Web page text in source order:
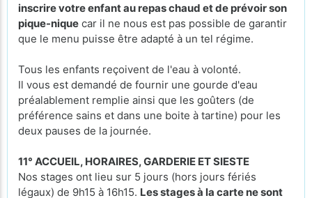
inscrire votre enfant au repas chaud et de prévoir son
pique-nique car il ne nous est pas possible de garantir
que le menu puisse être adapté à un tel régime.
Tous les enfants reçoivent de l'eau à volonté.
Il vous est demandé de fournir une gourde d'eau
préalablement remplie ainsi que les goûters (de
préférence sains et dans une boite à tartine) pour les
deux pauses de la journée.
11° ACCUEIL, HORAIRES, GARDERIE ET SIESTE
Nos stages ont lieu sur 5 jours (hors jours fériés
légaux) de 9h15 à 16h15. Les stages à la carte ne sont